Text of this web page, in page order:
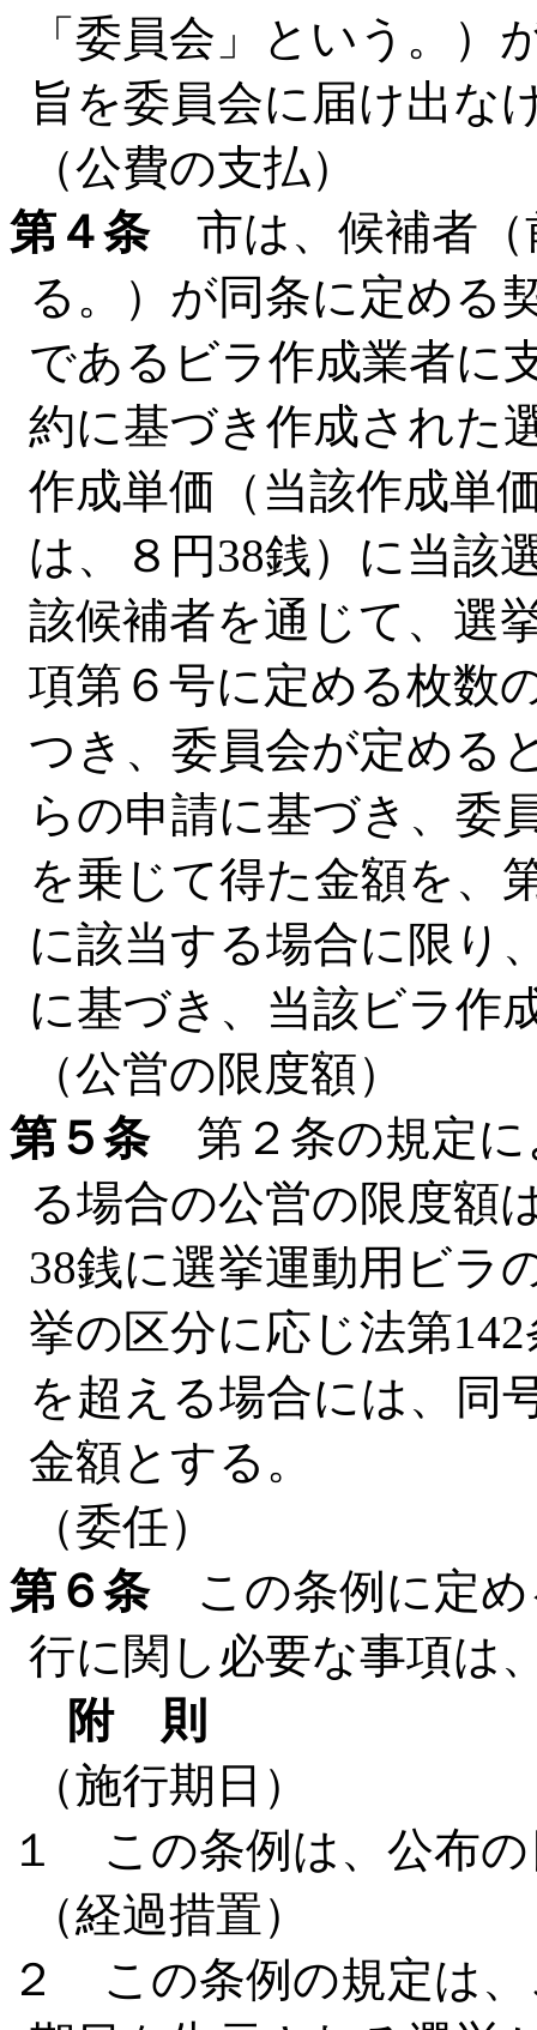
「委員会」という。
旨を委員会に届け出な
（公費の支払）
第４条市は、候補者（
る。）が同条に定める
であるビラ作成業者に
約に基づき作成された
作成単価（当該作成単
は、８円38銭）に当該
該候補者を通じて、選
項第６号に定める枚数
つき、委員会が定める
らの申請に基づき、委
を乗じて得た金額を、
に該当する場合に限り
に基づき、当該ビラ作
（公営の限度額）
第５条第２条の規定に
る場合の公営の限度額
38銭に選挙運動用ビラ
挙の区分に応じ法第
を超える場合には、同
金額とする。
（委任）
第６条この条例に定め
行に関し必要な事項は
附 則
（施行期日）
１ この条例は、公布
（経過措置）
２ この条例の規定は